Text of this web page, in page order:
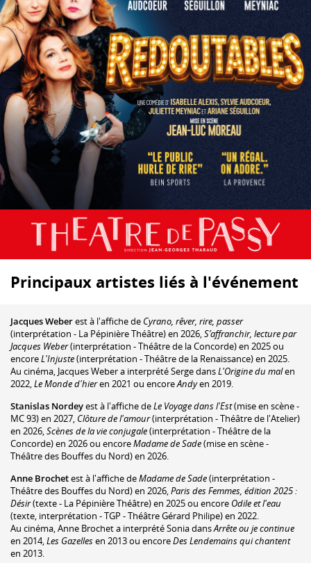
Principaux artistes liés à l'événement
Jacques Weberest à l'affiche de Cyrano, rêver, rire, passer
(interprétation - La Pépinière Théâtre) en 2026,S’affranchir, lecture par
Jacques Weber(interprétation - Théâtre de la Concorde) en 2025 ou
encoreL'Injuste(interprétation - Théâtre de la Renaissance) en 2025.
Au cinéma, Jacques Weber a interprété Serge dansL'Origine du malen
2022,Le Monde d'hieren 2021 ou encoreAndyen 2019.
Stanislas Nordeyest à l'affiche deLe Voyage dans l'Est(mise en scène -
MC 93) en 2027, Clôture de l'amour(interprétation - Théâtre de l'Atelier)
en 2026,Scènes de la vie conjugale(interprétation - Théâtre de la
Concorde) en 2026 ou encoreMadame de Sade(mise en scène -
Théâtre des Bouffes du Nord) en 2026.
Anne Brochetest à l'affiche deMadame de Sade(interprétation -
Théâtre des Bouffes du Nord) en 2026,Paris des Femmes, édition 2025 :
Désir(texte - La Pépinière Théâtre) en 2025 ou encore Odile et l'eau
(texte, interprétation - TGP - Théâtre Gérard Philipe) en 2022.
Au cinéma, Anne Brochet a interprété Sonia dansArrête ou je continue
en 2014,Les Gazellesen 2013 ou encoreDes Lendemains qui chantent
en 2013.